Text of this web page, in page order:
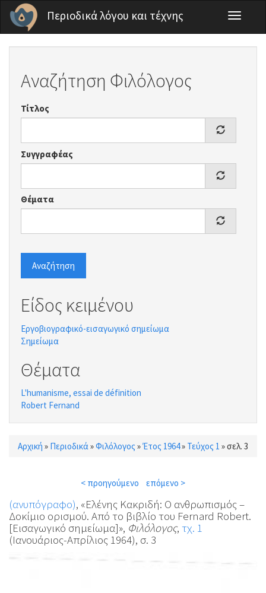
Παράκαμψη προς το κυρίως περιεχόμενο
Περιοδικά λόγου και τέχνης
Toggle
Αναζήτηση Φιλόλογος
Τίτλος
Συγγραφέας
Θέματα
Αναζήτηση
Είδος κειμένου
Εργοβιογραφικό-εισαγωγικό σημείωμα
Σημείωμα
Θέματα
L'humanisme, essai de définition
Robert Fernand
Είστε εδώ
Αρχική » Περιοδικά»Φιλόλογος »Έτος 1964» Τεύχος 1 »σελ. 3
< προηγούμενο επόμενο >
(ανυπόγραφο), «Ελένης Κακριδή: Ο ανθρωπισμός –
Δοκίμιο ορισμού. Από το βιβλίο του Fernard Robert.
[Εισαγωγικό σημείωμα]», Φιλόλογος, τχ. 1
(Ιανουάριος-Απρίλιος 1964), σ. 3